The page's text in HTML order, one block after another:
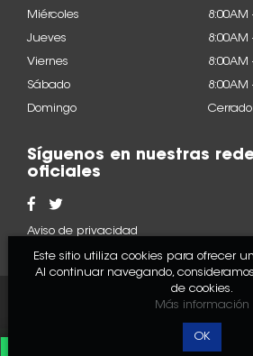
Miércoles
8:00AM
Jueves
8:00AM
Viernes
8:00AM
Sábado
8:00AM
Domingo
Cerrado
Síguenos en nuestras
oficiales
Aviso de privacidad
derechos reservados.
Este sitio utiliza cookies para ofrecer
Al continuar navegando,
de cookies.
Más información
OK